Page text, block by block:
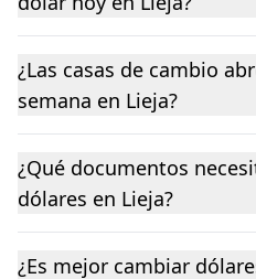
¿Las casas de cambio
semana en Lieja?
¿Qué documentos
dólares en Lieja?
¿Es mejor cambiar